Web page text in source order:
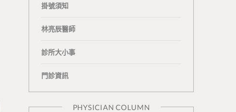
e
b
k
n
e
掛號須知
林亮辰醫師
診所大小事
門診資訊
PHYSICIAN COLUMN